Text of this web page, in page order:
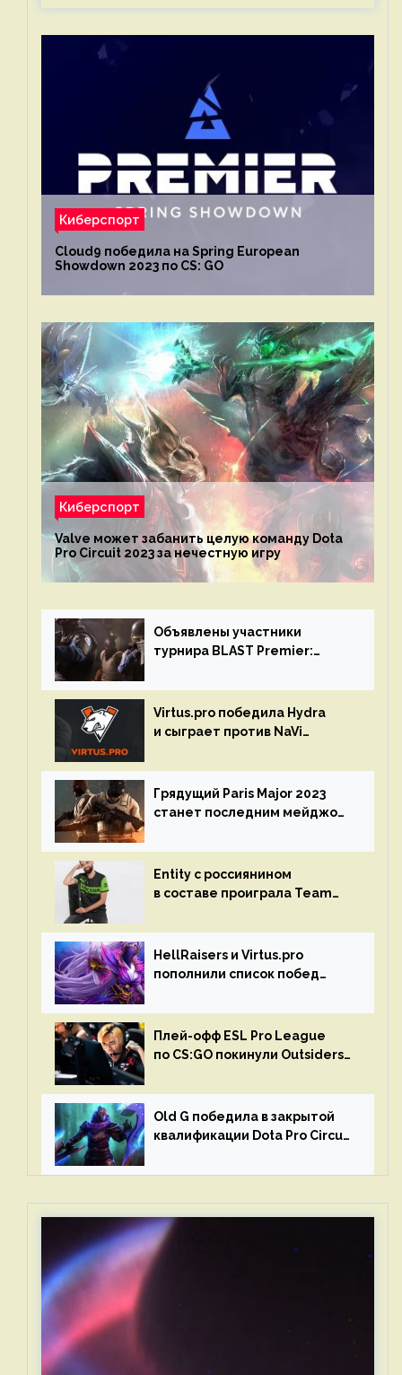
Киберспорт
Cloud9 победила на Spring European
Showdown 2023 по CS: GO
Киберспорт
Valve может забанить целую команду Dota
Pro Circuit 2023 за нечестную игру
Объявлены участники
турнира BLAST Premier:
Virtus.pro победила Hydra
и сыграет против NaVi
Грядущий Paris Major 2023
станет последним мейджор-
Entity с россиянином
в составе проиграла Team
HellRaisers и Virtus.pro
пополнили список побед
Плей-офф ESL Pro League
по CS:GO покинули Outsiders
Old G победила в закрытой
квалификации Dota Pro Circuit